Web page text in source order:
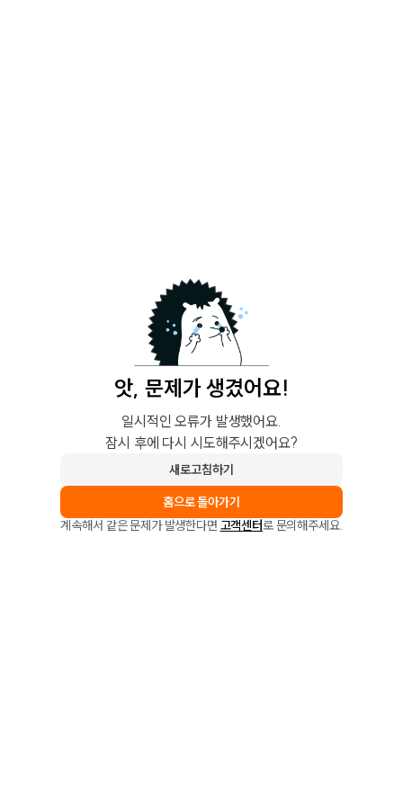
앗, 문제가 생겼어요!
일시적인 오류가 발생했어요.
잠시 후에 다시 시도해주시겠어요?
새로고침하기
홈으로 돌아가기
계속해서 같은 문제가 발생한다면 고객센터로 문의해주세요.